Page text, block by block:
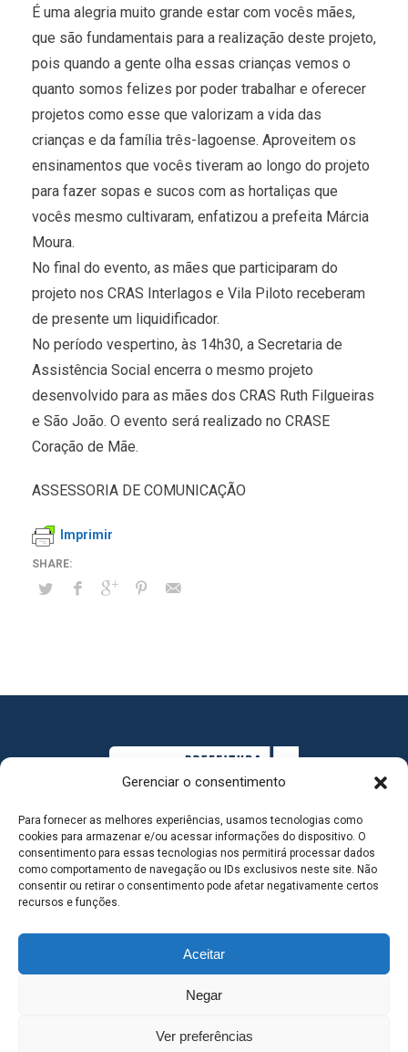
Gerenciar o consentimento
Para fornecer as melhores experiências, usamos tecnologias como
cookies para armazenar e/ou acessar informações do dispositivo. O
consentimento para essas tecnologias nos permitirá processar dados
como comportamento de navegação ou IDs exclusivos neste site. Não
consentir ou retirar o consentimento pode afetar negativamente certos
recursos e funções.
Aceitar
Negar
Ver preferências
É uma alegria muito grande estar com vocês mães,
que são fundamentais para a realização deste projeto,
pois quando a gente olha essas crianças vemos o
quanto somos felizes por poder trabalhar e oferecer
projetos como esse que valorizam a vida das
crianças e da família três-lagoense. Aproveitem os
ensinamentos que vocês tiveram ao longo do projeto
para fazer sopas e sucos com as hortaliças que
vocês mesmo cultivaram, enfatizou a prefeita Márcia
Moura.
No final do evento, as mães que participaram do
projeto nos CRAS Interlagos e Vila Piloto receberam
de presente um liquidificador.
No período vespertino, às 14h30, a Secretaria de
Assistência Social encerra o mesmo projeto
desenvolvido para as mães dos CRAS Ruth Filgueiras
e São João. O evento será realizado no CRASE
Coração de Mãe.
ASSESSORIA DE COMUNICAÇÃO
Imprimir
MAPA DO SITE
SEDE DO ADMINISTRATIVO MUNICIPAL - Avenida